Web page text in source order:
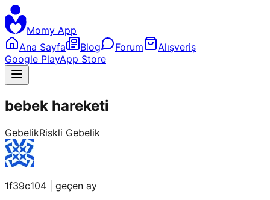
Momy App
Ana Sayfa
Blog Forum
Alışveriş
Google PlayApp Store
bebek hareketi
GebelikRiskli Gebelik
1f39c104
geçen ay